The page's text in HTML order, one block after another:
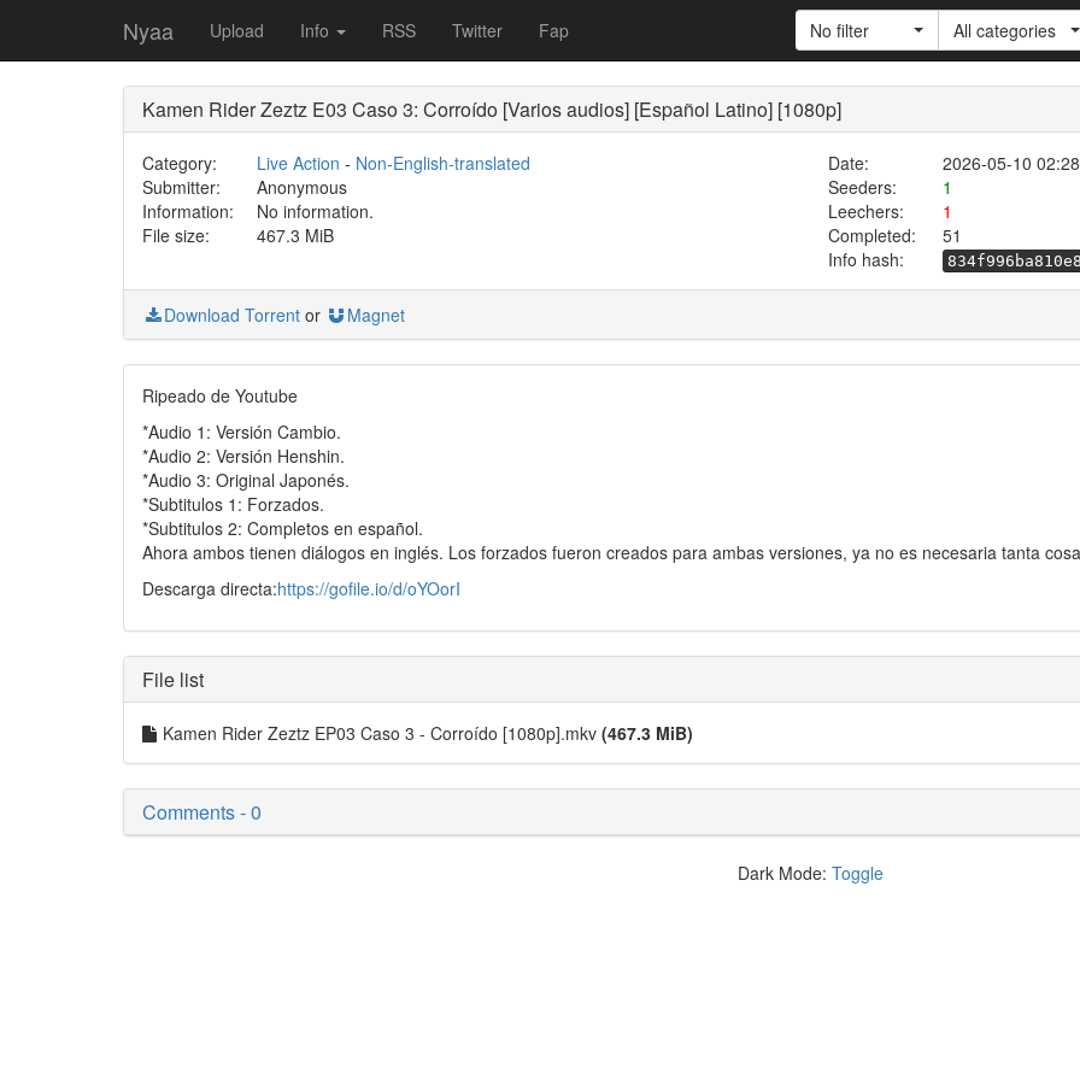
Nyaa Upload Info RSS Twitter Fap No filter All categories
Kamen Rider Zeztz E03 Caso 3: Corroído [Varios audios] [Español Latino] [1080p]
Category: Live Action - Non-English-translated Date:
2026-05-10 02:28
Submitter:
Anonymous Seeders:
1
Information:
No information. Leechers:
1
File size:
467.3 MiB Completed:
51
Info hash:
Download Torrent or Magnet
Ripeado de Youtube
*Audio 1: Versión Cambio.
*Audio 2: Versión Henshin.
*Audio 3: Original Japonés.
*Subtitulos 1: Forzados.
*Subtitulos 2: Completos en español.
Ahora ambos tienen diálogos en inglés. Los forzados fueron creados para ambas versiones, ya no es necesaria tanta
Descarga directa:https://gofile.io/d/oYOorI
File list
Kamen Rider Zeztz EP03 Caso 3 - Corroído [1080p].mkv (467.3 MiB)
Comments - 0
Dark Mode: Toggle